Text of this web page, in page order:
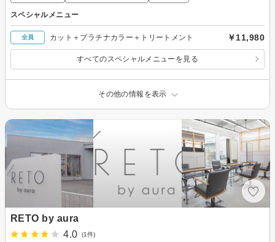
スペシャルメニュー
全員 カット＋プラチナカラー＋トリートメント ￥11,980
すべてのスペシャルメニューを見る
その他の情報を表示
RETO by aura
4.0
(1件)